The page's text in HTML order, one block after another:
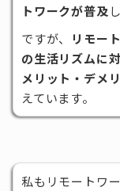
トワークが普及
ですが、
リモー
の生活リズムに対
メリット・デメ
えています。
私もリモートワ